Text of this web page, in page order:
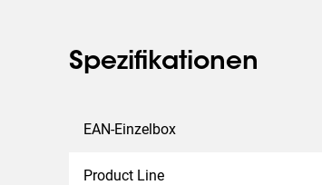
Spezifikationen
EAN-Einzelbox
Product Line